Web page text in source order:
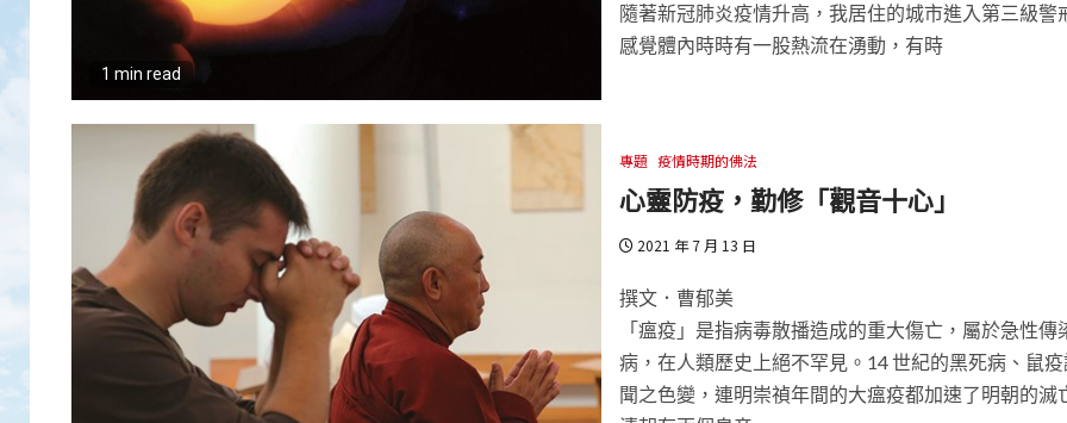
1 min read
隨著新冠肺炎疫情升高，我居住的城市進入第三級警
感覺體內時時有一股熱流在湧動，有時
專題 疫情時期的佛法
心靈防疫，勤修「觀音十心」
2021 年 7 月 13 日
撰文．曹郁美
「瘟疫」是指病毒散播造成的重大傷亡，屬於急性傳
病，在人類歷史上絕不罕見。14 世紀的黑死病、鼠疫
聞之色變，連明崇禎年間的大瘟疫都加速了明朝的滅